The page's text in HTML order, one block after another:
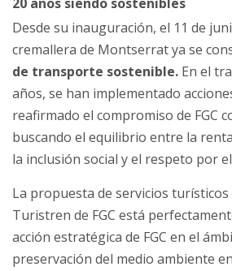
Desde su inauguración, el 11 de
cremallera de Montserrat ya se
de transporte sostenible. En el
años, se han implementado
reafirmado el compromiso de FGC
buscando el equilibrio entre la
la inclusión social y el respeto por
La propuesta de servicios
Turistren de FGC está
acción estratégica de FGC en el
preservación del medio ambiente